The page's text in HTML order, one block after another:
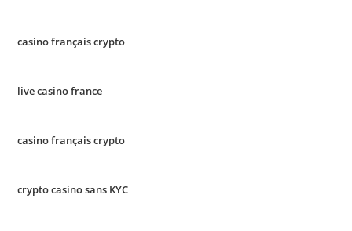
casino français crypto
live casino france
casino français crypto
crypto casino sans KYC